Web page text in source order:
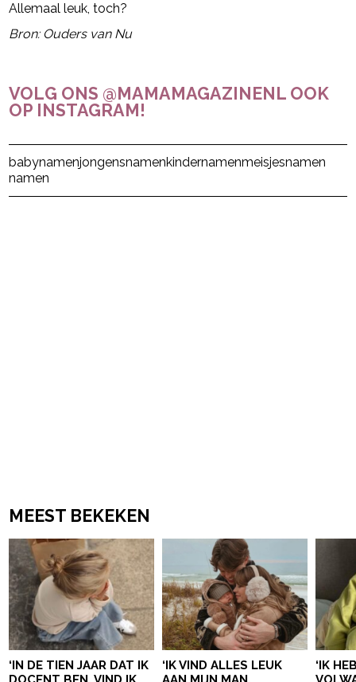
Allemaal leuk, toch?
Bron: Ouders van Nu
VOLG ONS @MAMAMAGAZINENL OOK
OP INSTAGRAM!
Post Views: 264
babynamenjongensnamenkindernamenmeisjesnamen
namen
MEEST BEKEKEN
‘IN DE TIEN JAAR DAT IK
‘IK VIND ALLES LEUK
‘IK